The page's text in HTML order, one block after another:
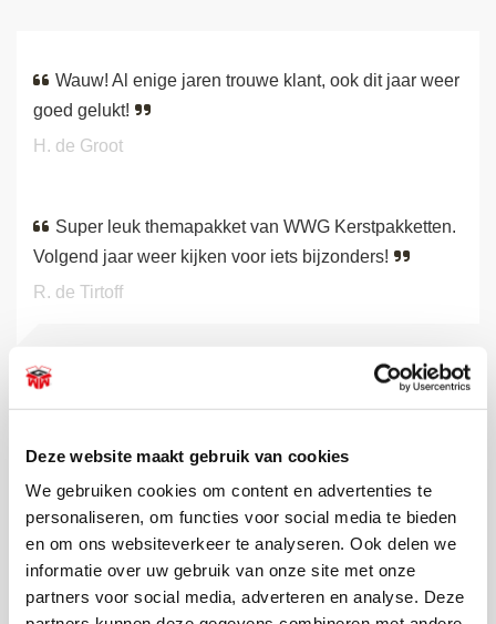
Deze website maakt gebruik van cookies
We gebruiken cookies om content en advertenties te
personaliseren, om functies voor social media te bieden
en om ons websiteverkeer te analyseren. Ook delen we
informatie over uw gebruik van onze site met onze
partners voor social media, adverteren en analyse. Deze
Wauw! Al enige jaren trouwe klant, ook dit jaar weer
goed gelukt!
H. de Groot
Super leuk themapakket van WWG Kerstpakketten.
Volgend jaar weer kijken voor iets bijzonders!
R. de Tirtoff
BEKIJK ALLE RECENSIES
De leukste pakketten voor elk
budget
Wilt u toch uw personeel bedanken voor hun inzet aan het
einde van het jaar, maar heeft u een bescheiden budget of
wilt u het niet te duur maken? Kies dan voor onze